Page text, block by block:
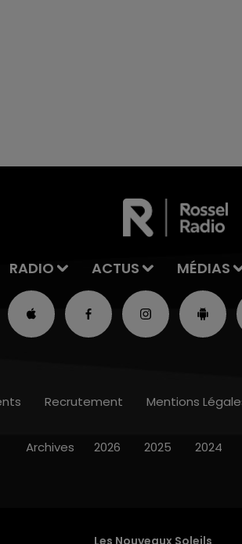
RADIO ACTUS MÉDIAS
Les Nouveaux Soleils
Recrutement Mentions
Archives 2026 2025 2024